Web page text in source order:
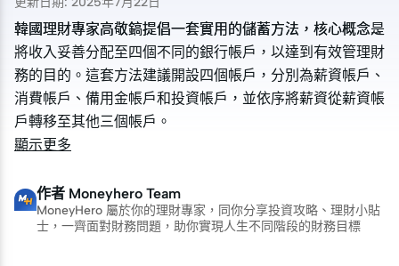
韓國理財專家高敬鎬提倡一套實用的儲蓄方法，核心概念是
將收入妥善分配至四個不同的銀行帳戶，以達到有效管理財
務的目的。這套方法建議開設四個帳戶，分別為薪資帳戶、
消費帳戶、備用金帳戶和投資帳戶，並依序將薪資從薪資帳
戶轉移至其他三個帳戶。
韓國理財專家高敬鎬提倡一套實用的儲蓄方法，核心概念是
將收入妥善分配至四個不同的銀行帳戶，以達到有效管理財
務的目的。這套方法建議開設四個帳戶，分別為薪資帳戶、
消費帳戶、備用金帳戶和投資帳戶，並依序將薪資從薪資帳
戶轉移至其他三個帳戶。
顯示更多
作者 Moneyhero Team
MoneyHero 屬於你的理財專家，同你分享投資攻略、理財小貼
士，一齊面對財務問題，助你實現人生不同階段的財務目標